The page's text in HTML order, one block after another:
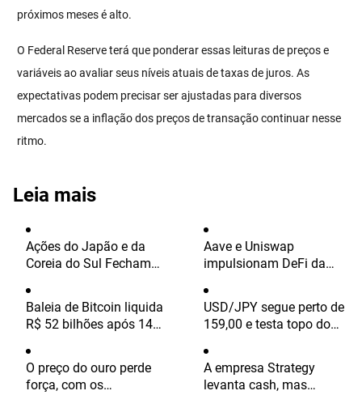
próximos meses é alto.
O Federal Reserve terá que ponderar essas leituras de preços e
variáveis ao avaliar seus níveis atuais de taxas de juros. As
expectativas podem precisar ser ajustadas para diversos
mercados se a inflação dos preços de transação continuar nesse
ritmo.
Leia mais
Ações do Japão e da
Coreia do Sul Fecham
0,6%, SK Hynix Cai Quase
5%, SoftBank Recua
Mais de 2%
Aave e Uniswap
impulsionam DeFi da
níveis recordes
Baleia de Bitcoin liquida
R$ 52 bilhões após 14
mercado
USD/JPY segue perto de
159,00 e testa topo do
O preço do ouro perde
força, com os
A empresa Strategy
levanta cash, mas